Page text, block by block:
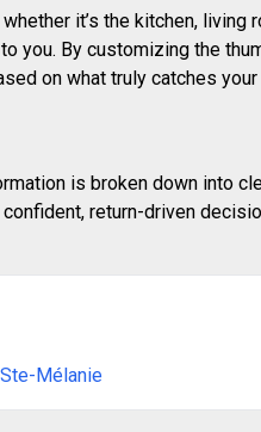
it’s the kitchen,
By customizing the
on what truly catches your
is broken down into
return-driven
Mélanie